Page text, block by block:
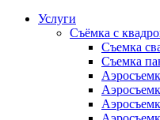
Услуги
Съёмка с
Съемка
Съемка